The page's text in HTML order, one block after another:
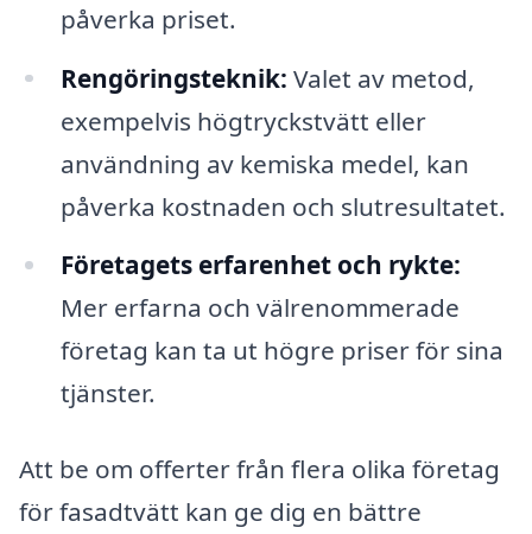
påverka priset.
Rengöringsteknik: Valet av metod,
exempelvis högtryckstvätt eller
användning av kemiska medel, kan
påverka kostnaden och slutresultatet.
Företagets erfarenhet och rykte:
Mer erfarna och välrenommerade
företag kan ta ut högre priser för sina
tjänster.
Att be om offerter från flera olika företag
för fasadtvätt kan ge dig en bättre